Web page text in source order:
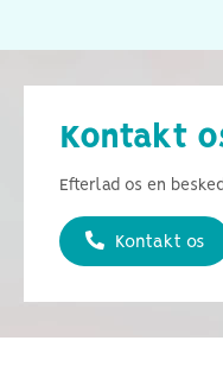
Kontakt
Efterlad os en
Kontakt os